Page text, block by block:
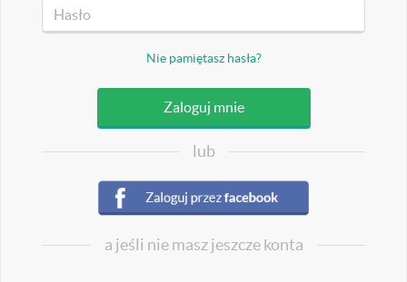
Nie pamiętasz hasła?
lub
a jeśli nie masz jeszcze konta